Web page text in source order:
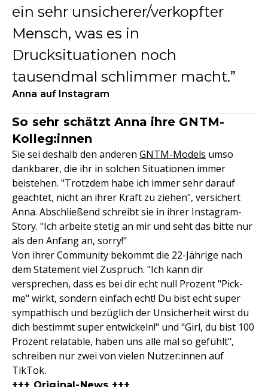
ein sehr unsicherer/verkopfter
Mensch, was es in
Drucksituationen noch
tausendmal schlimmer macht.
Anna auf Instagram
So sehr schätzt Anna ihre GNTM-
Kolleg:innen
Sie sei deshalb den anderen GNTM-Models umso
dankbarer, die ihr in solchen Situationen immer
beistehen. "Trotzdem habe ich immer sehr darauf
geachtet, nicht an ihrer Kraft zu ziehen", versichert
Anna. Abschließend schreibt sie in ihrer Instagram-
Story. "Ich arbeite stetig an mir und seht das bitte nur
als den Anfang an, sorry!"
Von ihrer Community bekommt die 22-Jährige nach
dem Statement viel Zuspruch. "Ich kann dir
versprechen, dass es bei dir echt null Prozent "Pick-
me" wirkt, sondern einfach echt! Du bist echt super
sympathisch und bezüglich der Unsicherheit wirst du
dich bestimmt super entwickeln!" und "Girl, du bist 100
Prozent relatable, haben uns alle mal so gefühlt",
schreiben nur zwei von vielen Nutzer:innen auf
TikTok.
+++ Original-News +++